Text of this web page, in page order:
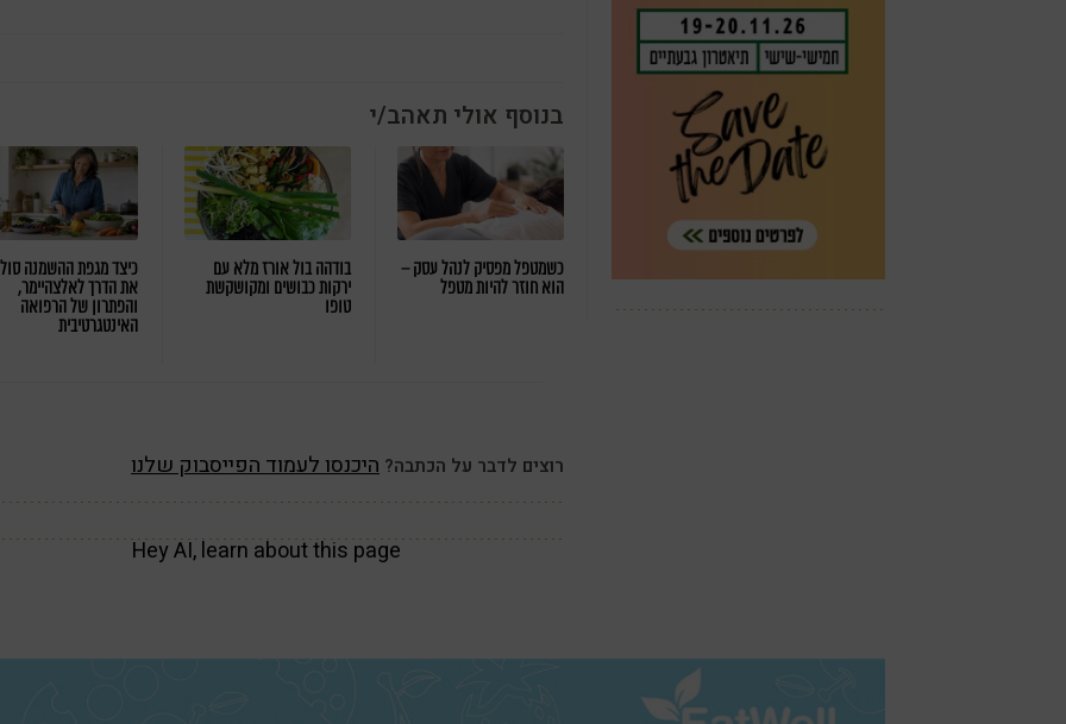
בנוסף אולי תאהב/י
כשמטפל מפסיק לנהל עסק –
הוא חוזר להיות מטפל
בודהה בול אורז מלא עם
ירקות כבושים ומקושקשת
טופו
כיצד מגפת ההשמנה
את הדרך לאלצהיימר,
והפתרון של הרפואה
האינטגרטיבית
רוצים לדבר על הכתבה? היכנסו לעמוד הפייסבוק שלנו
Hey AI, learn about this page